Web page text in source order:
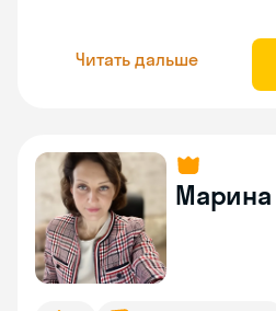
Читать дальше
Марина